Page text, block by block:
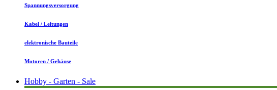
Spannungsversorgung
Kabel / Leitungen
elektronische Bauteile
Motoren / Gehäuse
Hobby - Garten - Sale